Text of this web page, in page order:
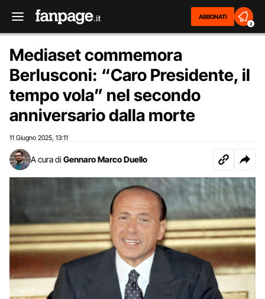
ABBONATI
2
Mediaset commemora
Berlusconi: “Caro Presidente, il
tempo vola” nel secondo
anniversario dalla morte
11 Giugno 2025 13:11
A cura di Gennaro Marco Duello